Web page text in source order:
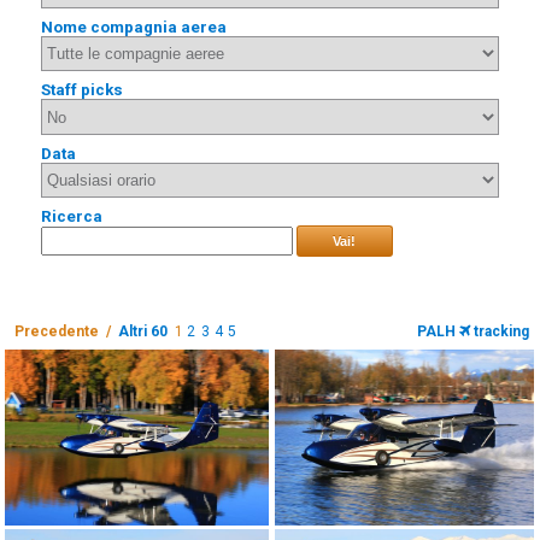
Nome compagnia aerea
Staff picks
Data
Ricerca
Vai!
Precedente / Altri 60 1 2 3 4 5 PALH tracking